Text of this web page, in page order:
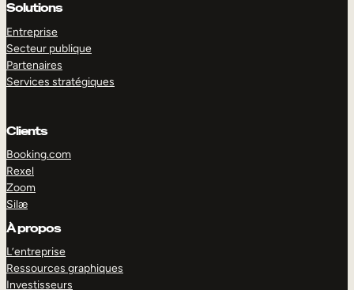
Solutions
Entreprise
Secteur publique
Partenaires
Services stratégiques
Clients
Booking.com
Rexel
Zoom
Silæ
À propos
L’entreprise
Ressources graphiques
Investisseurs